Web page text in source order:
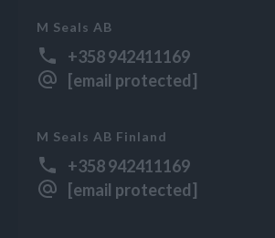
M Seals AB
+358 942411169
[email protected]
M Seals AB Finland
+358 942411169
[email protected]